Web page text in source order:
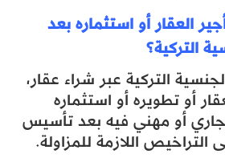
العقار أو استثماره بعد
التركية؟
التركية عبر شراء عقار،
أو تطويره أو استثماره
أو مهني فيه بعد تأسيس
اللازمة للمزاولة.